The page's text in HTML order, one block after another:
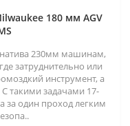
180 мм AGV
230мм машинам,
затруднительно или
инструмент, а
такими задачами 17-
за один проход легким